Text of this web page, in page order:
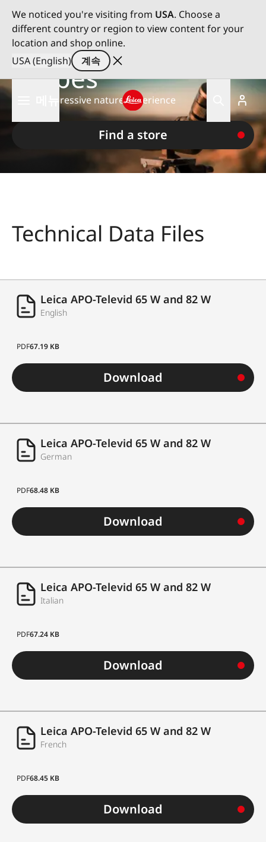
We noticed you're visiting from USA. Choose a
different country or region to view content for your
location and shop online.
USA (English)
계속
주
요
건
Leica logo - Home
Leica Spotting
Scopes
For an impressive nature experience
Find a store
Technical Data Files
Leica APO-Televid 65 W and 82 W
English
PDF67.19 KB
Download
Leica APO-Televid 65 W and 82 W
German
PDF68.48 KB
Download
Leica APO-Televid 65 W and 82 W
Italian
PDF67.24 KB
Download
Leica APO-Televid 65 W and 82 W
French
PDF68.45 KB
Download